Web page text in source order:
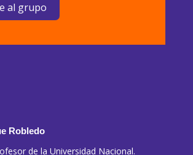
al grupo
Robledo
de la Universidad Nacional.